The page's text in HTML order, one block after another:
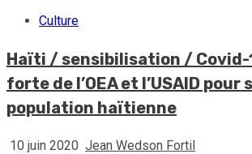
Culture
Haïti / sensibilisation / Covid-
forte de l’OEA et l’USAID
population haïtienne
10 juin 2020 Jean Wedson Fortil